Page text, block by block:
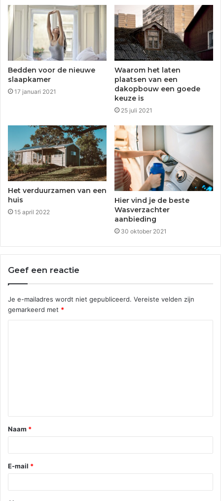
Bedden voor de nieuwe
slaapkamer
17 januari 2021
Waarom het laten
plaatsen van een
dakopbouw een goede
keuze is
25 juli 2021
Het verduurzamen van een
huis
15 april 2022
Hier vind je de beste
Wasverzachter
aanbieding
30 oktober 2021
Geef een reactie
Je e-mailadres wordt niet gepubliceerd. Vereiste velden zijn
gemarkeerd met *
Naam *
E-mail *